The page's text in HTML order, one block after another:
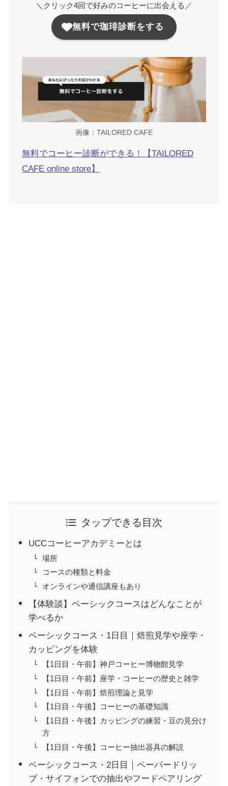
＼クリック4回で好みのコーヒーに出会える／
無料で珈琲診断をする
画像：TAILORED CAFE
無料でコーヒー診断ができる！【TAILORED
CAFE online store】
タップできる目次
UCCコーヒーアカデミーとは
場所
コースの種類と料金
オンラインや通信講座もあり
【体験談】ベーシックコースはどんなことが
学べるか
ベーシックコース・1日目｜焙煎見学や座学・
カッピングを体験
【1日目・午前】神戸コーヒー博物館見学
【1日目・午前】座学・コーヒーの歴史と雑学
【1日目・午前】焙煎理論と見学
【1日目・午後】コーヒーの基礎知識
【1日目・午後】カッピングの練習・豆の見分け
方
【1日目・午後】コーヒー抽出器具の解説
ベーシックコース・2日目｜ペーパードリッ
プ・サイフォンでの抽出やフードペアリング